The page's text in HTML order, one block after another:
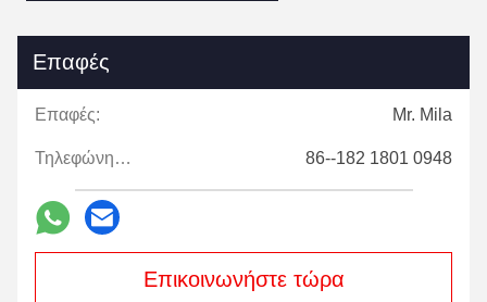
Επαφές
Επαφές: Mr. Mila
Τηλεφώνημα: 86--182 1801 0948
Επικοινωνήστε τώρα